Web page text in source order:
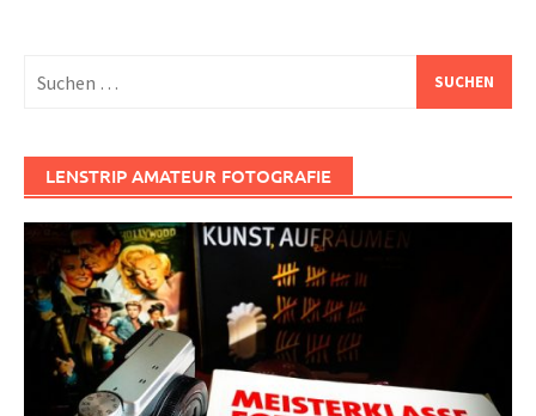
nach:
LENSTRIP AMATEUR FOTOGRAFIE